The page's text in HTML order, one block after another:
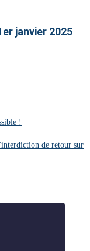
janvier 2025
!
de retour sur